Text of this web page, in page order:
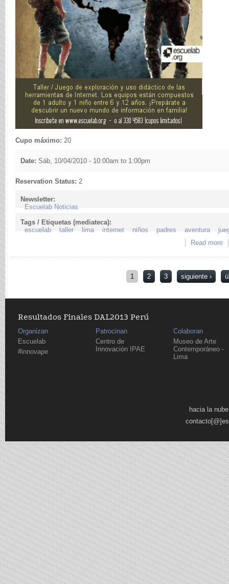
Cupo máximo: 20
Date: Sáb, 10/04/2010 - 10:00am to 1:00pm
Reservation Status: 2
Newsletter:
Escuelab Noticias
Tags / Etiquetas (mediateca):
escuelab
taller lima internet niños padres aventura
Read more
1 2 3 siguiente ›
Resultados Finales DAL2013 Perú
Organizan
Escuelab
#innovape
Patrocinan
Centro de
Innovación IPAE
Colaboran
Museo de Arte
Contemporáneo -
Lima
hacia la